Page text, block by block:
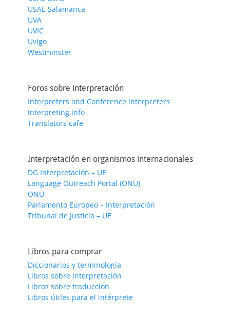
USAL-Salamanca
UVA
UVIC
Uvigo
Westminster
Foros sobre interpretación
Interpreters and Conference interpreters
Interpreting.info
Translators cafe
Interpretación en organismos internacionales
DG Interpretación – UE
Language Outreach Portal (ONU)
ONU
Parlamento Europeo – Interpretación
Tribunal de Justicia – UE
Libros para comprar
Diccionarios y terminología
Libros sobre interpretación
Libros sobre traducción
Libros útiles para el intérprete